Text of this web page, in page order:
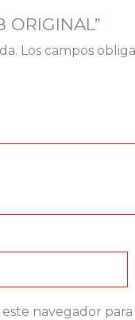
Los campos
navegador